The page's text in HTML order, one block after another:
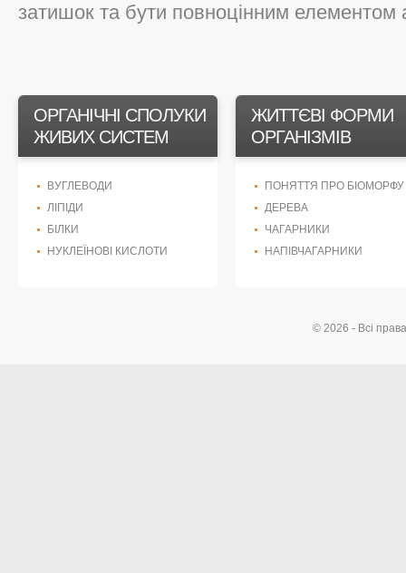
затишок та бути повноцінним елементом
ОРГАНІЧНІ СПОЛУКИ
ЖИВИХ СИСТЕМ
ВУГЛЕВОДИ
ЛІПІДИ
БІЛКИ
НУКЛЕЇНОВІ КИСЛОТИ
ЖИТТЄВІ ФОРМИ
ОРГАНІЗМІВ
ПОНЯТТЯ ПРО БІОМОРФУ
ДЕРЕВА
ЧАГАРНИКИ
НАПІВЧАГАРНИКИ
© 2026 - Всі